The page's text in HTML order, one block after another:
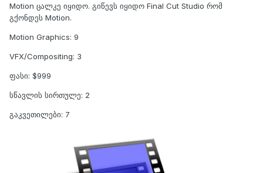
Motion ცალკე იყიდო. გიწევს იყიდო Final Cut Studio რომ
გქონდეს Motion.
Motion Graphics: 9
VFX/Compositing: 3
ფასი: $999
სწავლის სირთულე: 2
გაკვეთილები: 7